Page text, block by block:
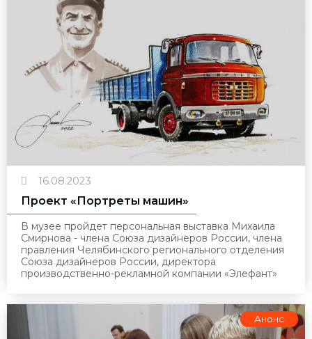
16.08.2023
Проект «Портреты машин»
В музее пройдет персональная выставка Михаила
Смирнова - члена Союза дизайнеров России, члена
правления Челябинского регионального отделения
Союза дизайнеров России, директора
производственно-рекламной компании «Элефант»
Анонс